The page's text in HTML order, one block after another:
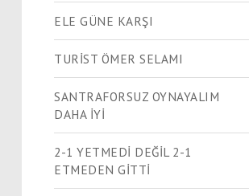
ELE GÜNE KARŞI
TURİST ÖMER SELAMI
SANTRAFORSUZ OYNAYALIM
DAHA İYİ
2-1 YETMEDİ DEĞİL 2-1
ETMEDEN GİTTİ